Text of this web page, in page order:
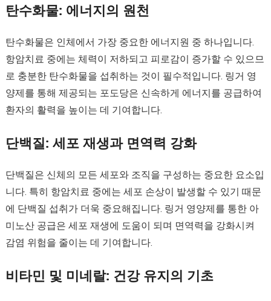
탄수화물: 에너지의 원천
탄수화물은 인체에서 가장 중요한 에너지원 중 하나입니다.
항암치료 중에는 체력이 저하되고 피로감이 증가할 수 있으므
로 충분한 탄수화물을 섭취하는 것이 필수적입니다. 링거 영
양제를 통해 제공되는 포도당은 신속하게 에너지를 공급하여
환자의 활력을 높이는 데 기여합니다.
단백질: 세포 재생과 면역력 강화
단백질은 신체의 모든 세포와 조직을 구성하는 중요한 요소입
니다. 특히 항암치료 중에는 세포 손상이 발생할 수 있기 때문
에 단백질 섭취가 더욱 중요해집니다. 링거 영양제를 통한 아
미노산 공급은 세포 재생에 도움이 되며 면역력을 강화시켜
감염 위험을 줄이는 데 기여합니다.
비타민 및 미네랄: 건강 유지의 기초